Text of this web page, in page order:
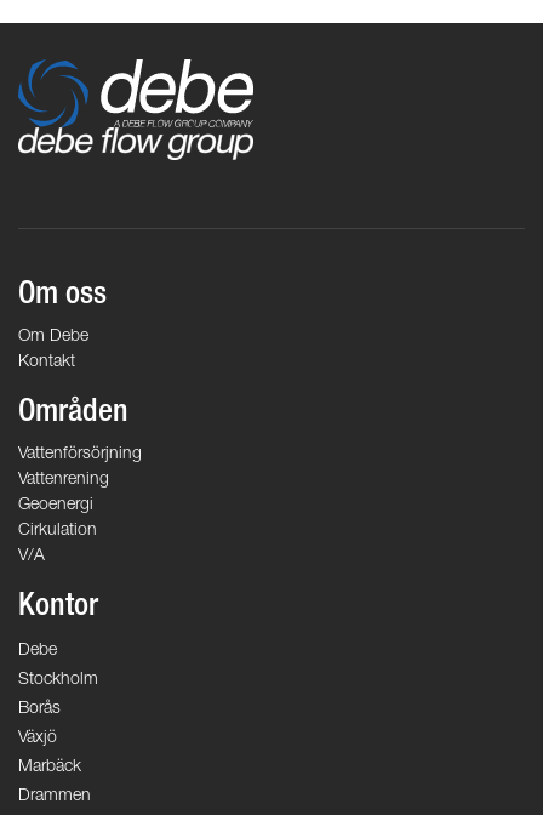
Om oss
Om Debe
Kontakt
Områden
Vattenförsörjning
Vattenrening
Geoenergi
Cirkulation
V/A
Kontor
Debe
Stockholm
Borås
Växjö
Marbäck
Drammen